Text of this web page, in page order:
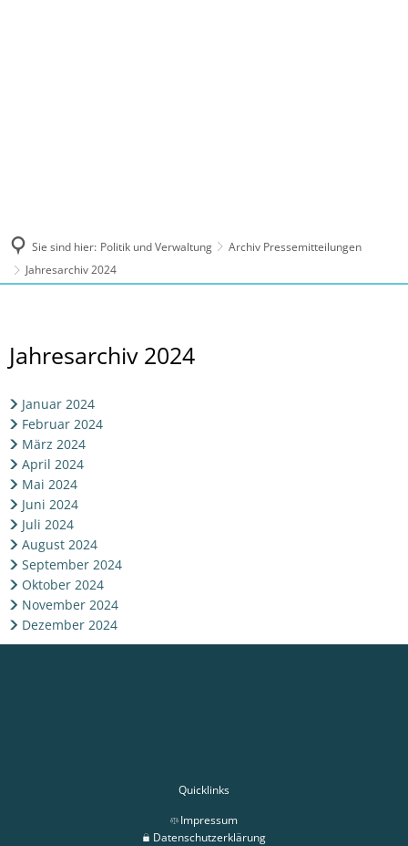
Sie sind hier: Politik und Verwaltung
Archiv Pressemitteilungen
Jahresarchiv 2024
Jahresarchiv
Jahresarchiv 2024
Januar 2024
Februar 2024
März 2024
April 2024
Mai 2024
Juni 2024
Juli 2024
August 2024
September 2024
Oktober 2024
November 2024
Dezember 2024
Quicklinks
Impressum
Datenschutzerklärung